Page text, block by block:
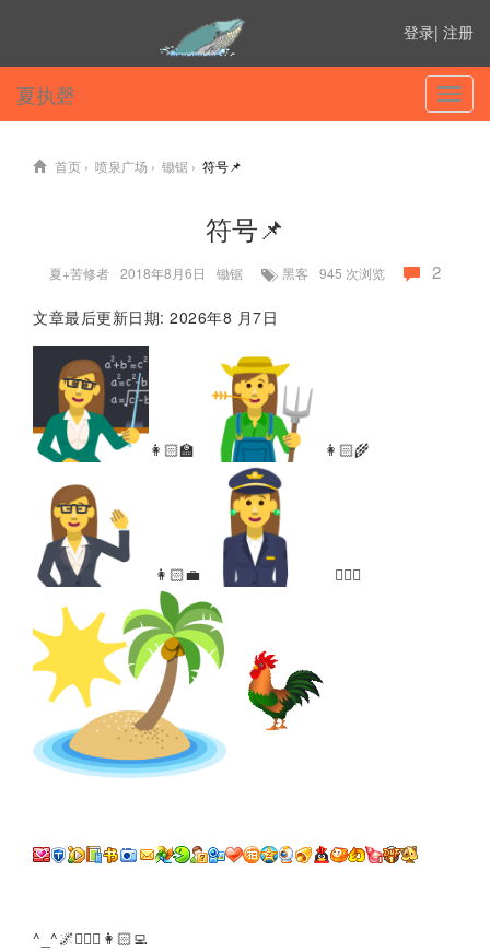
登录| 注册
切
换
夏执磬
首页 › 喷泉广场 › 锄锯 › 符号📌
符号📌
夏+苦修者 2018年8月6日 锄锯 黑客 945 次浏览 2
文章最后更新日期: 2026年8 月7日
👩🏻‍🏫 👩🏻‍🌾
👩🏻‍💼 👮🏻‍♀️
^_^🌌🤷🏻‍♀️👩🏻‍💻